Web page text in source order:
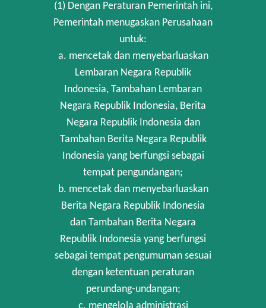
(1) Dengan Peraturan Pemerintah ini,
Pemerintah menugaskan Perusahaan
untuk:
a. mencetak dan menyebarluaskan
Lembaran Negara Republik
Indonesia, Tambahan Lembaran
Negara Republik Indonesia, Berita
Negara Republik Indonesia dan
Tambahan Berita Negara Republik
Indonesia yang berfungsi sebagai
tempat pengundangan;
b. mencetak dan menyebarluaskan
Berita Negara Republik Indonesia
dan Tambahan Berita Negara
Republik Indonesia yang berfungsi
sebagai tempat pengumuman sesuai
dengan ketentuan peraturan
perundang-undangan;
c. mengelola administrasi